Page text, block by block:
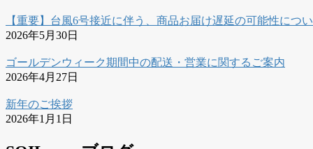
【重要】台風6号接近に伴う、商品お届け遅延の可能性につ
2026年5月30日
ゴールデンウィーク期間中の配送・営業に関するご案内
2026年4月27日
新年のご挨拶
2026年1月1日